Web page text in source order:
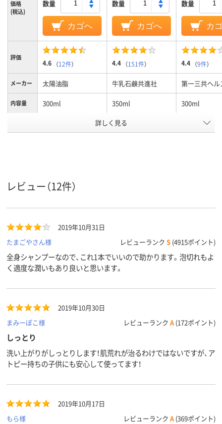
価格
(税込)
数量
カゴへ
数量
カゴへ
数量
カ
評価
4.6 （12件） 4.4 （151件） 4.4 （9件）
メーカー 太陽油脂 牛乳石鹸共進社 第一三共ヘル
内容量 300ml 350ml 300ml
5
詳しく見る
レビュー（12件）
2019年10月31日
たまごやさん様
レビューランク S (4915ポイント)
全身シャンプーなので、これ1本でいいので助かります。泡切れもよ
く適度な潤いもあり良いと思います。
2019年10月30日
まみーぽこ様
レビューランク A (172ポイント)
しっとり
洗い上がりがしっとりします！肌荒れが治るわけではないですが、ア
トピー持ちの子供にも安心して使ってます！
2019年10月17日
もら様
レビューランク A (369ポイント)